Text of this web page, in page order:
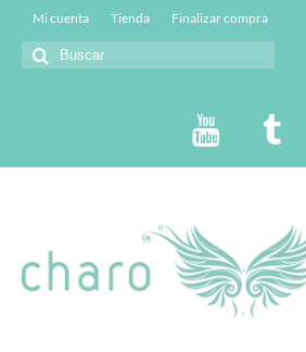
Mi cuenta Tienda Finalizar compra
Buscar
por: